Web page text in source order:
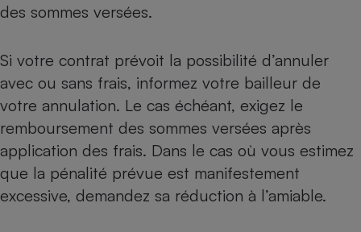
des sommes versées.
Si votre contrat prévoit la possibilité d’annuler
avec ou sans frais, informez votre bailleur de
votre annulation. Le cas échéant, exigez le
remboursement des sommes versées après
application des frais. Dans le cas où vous estimez
que la pénalité prévue est manifestement
excessive, demandez sa réduction à l’amiable.